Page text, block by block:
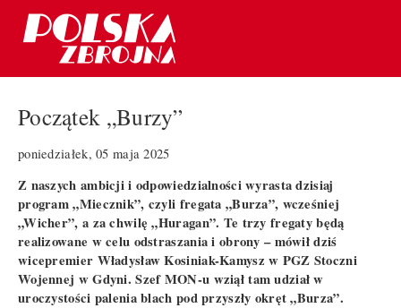
Początek „Burzy”
poniedziałek, 05 maja 2025
Z naszych ambicji i odpowiedzialności wyrasta dzisiaj
program „Miecznik”, czyli fregata „Burza”, wcześniej
„Wicher”, a za chwilę „Huragan”. Te trzy fregaty będą
realizowane w celu odstraszania i obrony – mówił dziś
wicepremier Władysław Kosiniak-Kamysz w PGZ Stoczni
Wojennej w Gdyni. Szef MON-u wziął tam udział w
uroczystości palenia blach pod przyszły okręt „Burza”.